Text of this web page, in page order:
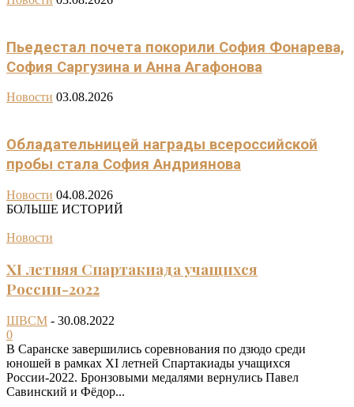
Пьедестал почета покорили София Фонарева,
София Саргузина и Анна Агафонова
Новости 03.08.2026
Обладательницей награды всероссийской
пробы стала София Андриянова
Новости 04.08.2026
БОЛЬШЕ ИСТОРИЙ
Новости
XI летняя Спартакиада учащихся
России-2022
ШВСМ - 30.08.2022
0
В Саранске завершились соревнования по дзюдо среди
юношей в рамках XI летней Спартакиады учащихся
России-2022. Бронзовыми медалями вернулись Павел
Савинский и Фёдор...